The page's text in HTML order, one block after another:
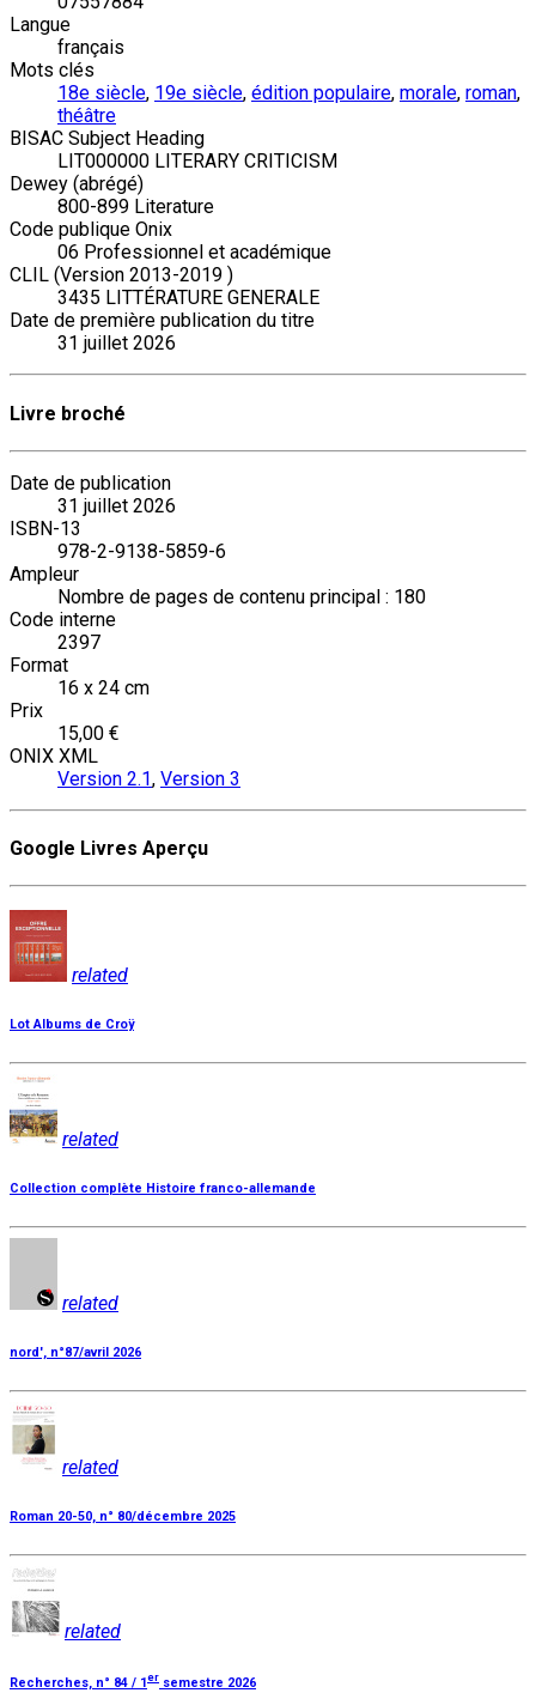
Langue
français
Mots clés
18e siècle, 19e siècle, édition populaire, morale, roman,
théâtre
BISAC Subject Heading
LIT000000 LITERARY CRITICISM
Dewey (abrégé)
800-899 Literature
Code publique Onix
06 Professionnel et académique
CLIL (Version 2013-2019 )
3435 LITTÉRATURE GENERALE
Date de première publication du titre
31 juillet 2026
Livre broché
Date de publication
31 juillet 2026
ISBN-13
978-2-9138-5859-6
Ampleur
Nombre de pages de contenu principal : 180
Code interne
2397
Format
16 x 24 cm
Prix
15,00 €
ONIX XML
Version 2.1, Version 3
Google Livres Aperçu
related
Lot Albums de Croÿ
related
Collection complète Histoire franco-allemande
related
nord', n°87/avril 2026
related
Roman 20-50, n° 80/décembre 2025
related
Recherches, n° 84 / 1 er semestre 2026